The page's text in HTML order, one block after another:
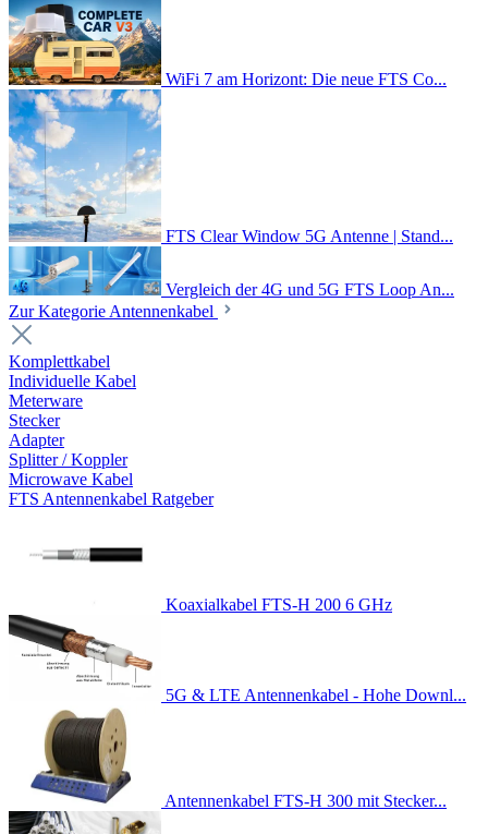
WiFi 7 am Horizont: Die neue FTS Co...
FTS Clear Window 5G Antenne | Stand...
Vergleich der 4G und 5G FTS Loop An...
Zur Kategorie Antennenkabel
Komplettkabel
Individuelle Kabel
Meterware
Stecker
Adapter
Splitter / Koppler
Microwave Kabel
FTS Antennenkabel Ratgeber
Koaxialkabel FTS-H 200 6 GHz
5G & LTE Antennenkabel - Hohe Downl...
Antennenkabel FTS-H 300 mit Stecker...